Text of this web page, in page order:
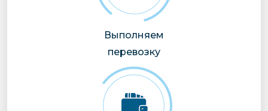
Выполняем
перевозку